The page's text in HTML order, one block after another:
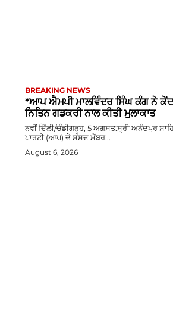
BREAKING NEWS
*ਆਪ ਐਮਪੀ ਮਾਲਵਿੰਦਰ ਸਿੰਘ ਕੰਗ ਨੇ
ਨਿਤਿਨ ਗਡਕਰੀ ਨਾਲ ਕੀਤੀ ਮੁਲਾਕਾਤ
ਨਵੀਂ ਦਿੱਲੀ/ਚੰਡੀਗੜ੍ਹ, 5 ਅਗਸਤ:ਸ੍ਰੀ ਅਨੰਦਪੁਰ
ਪਾਰਟੀ (ਆਪ) ਦੇ ਸੰਸਦ ਮੈਂਬਰ...
August 6, 2026